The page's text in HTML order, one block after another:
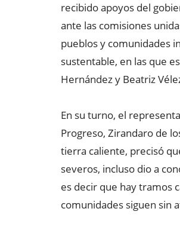
recibido apoyos del
ante las comisiones
pueblos y comunidades
sustentable, en las que
Hernández y Beatriz
En su turno, el
Progreso, Zirandaro de
tierra caliente, precisó
severos, incluso dio a
es decir que hay tramos
comunidades siguen sin